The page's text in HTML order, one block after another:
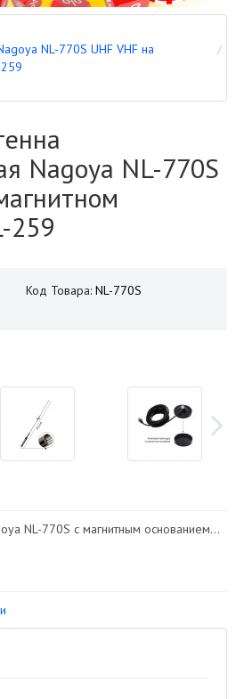
NL-770S UHF VHF на
Nagoya NL-770S
259
Код Товара: NL-770S
NL-770S с магнитным основанием...